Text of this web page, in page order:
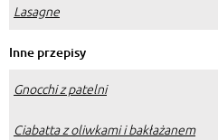
Lasagne
Inne przepisy
Gnocchi z patelni
Ciabatta z oliwkami i bakłażanem